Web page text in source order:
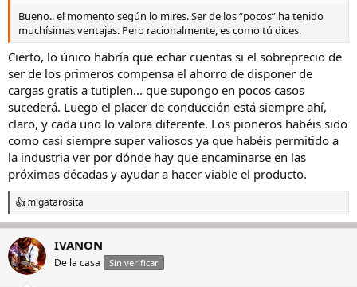
Bueno.. el momento según lo mires. Ser de los “pocos” ha tenido
muchísimas ventajas. Pero racionalmente, es como tú dices.
Cierto, lo único habría que echar cuentas si el sobreprecio de
ser de los primeros compensa el ahorro de disponer de
cargas gratis a tutiplen... que supongo en pocos casos
sucederá. Luego el placer de conducción está siempre ahí,
claro, y cada uno lo valora diferente. Los pioneros habéis sido
como casi siempre super valiosos ya que habéis permitido a
la industria ver por dónde hay que encaminarse en las
próximas décadas y ayudar a hacer viable el producto.
R
e
c
c
i
migatarosita
IVANON
De la casa Sin verificar